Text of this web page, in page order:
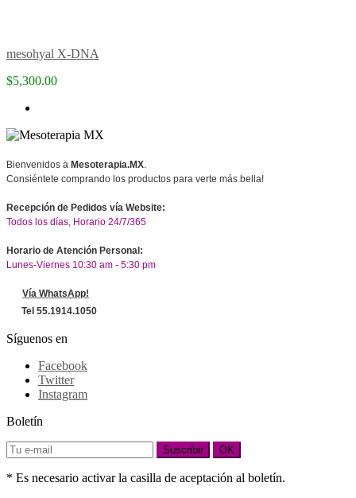
mesohyal X-DNA
$5,300.00
Bienvenidos a Mesoterapia.MX
Consiéntete comprando los productos para verte más bella!
Recepción de Pedidos vía Website:
Todos los días, Horario 24/7/365
Horario de Atención Personal:
Lunes-Viernes 10:30 am - 5:30 pm
Vía WhatsApp!
Tel 55.1914.1050
Síguenos en
Facebook
Twitter
Instagram
Boletín
Suscribir OK
* Es necesario activar la casilla de aceptación al boletín.